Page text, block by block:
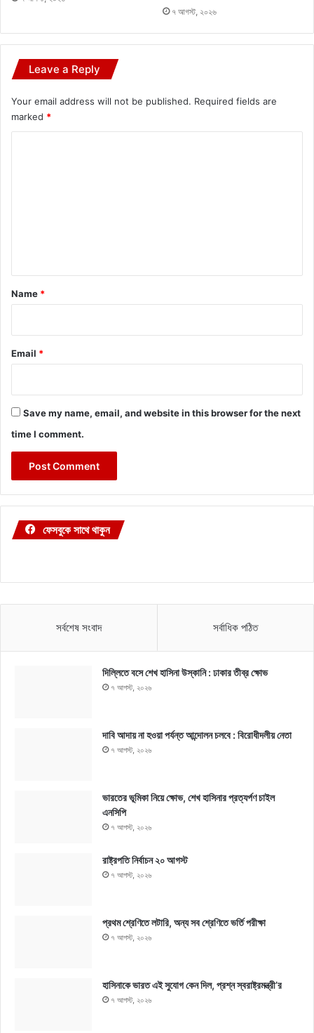
৭ আগস্ট, ২০২৬
Leave a Reply
Your email address will not be published. Required fields are
marked *
*
Name *
Email *
Save my name, email, and website in this browser for the next
time I comment.
ফেসবুকে সাথে থাকুন
সর্বশেষ সংবাদ সর্বাধিক পঠিত
দিল্লিতে বসে শেখ হাসিনা উস্কানি : ঢাকার তীব্র ক্ষোভ
৭ আগস্ট, ২০২৬
দাবি আদায় না হওয়া পর্যন্ত আন্দোলন চলবে : বিরোধীদলীয় নেতা
৭ আগস্ট, ২০২৬
ভারতের ভূমিকা নিয়ে ক্ষোভ, শেখ হাসিনার প্রত্যর্পণ চাইল
এনসিপি
৭ আগস্ট, ২০২৬
রাষ্ট্রপতি নির্বাচন ২০ আগস্ট
৭ আগস্ট, ২০২৬
প্রথম শ্রেণিতে লটারি, অন্য সব শ্রেণিতে ভর্তি পরীক্ষা
৭ আগস্ট, ২০২৬
হাসিনাকে ভারত এই সুযোগ কেন দিল, প্রশ্ন স্বরাষ্ট্রমন্ত্রী’র
৭ আগস্ট, ২০২৬